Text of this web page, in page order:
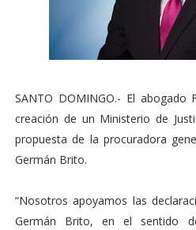
SANTO DOMINGO.- El abogado
creación de un Ministerio de
propuesta de la procuradora
Germán Brito.
“Nosotros apoyamos las
Germán Brito, en el sentido